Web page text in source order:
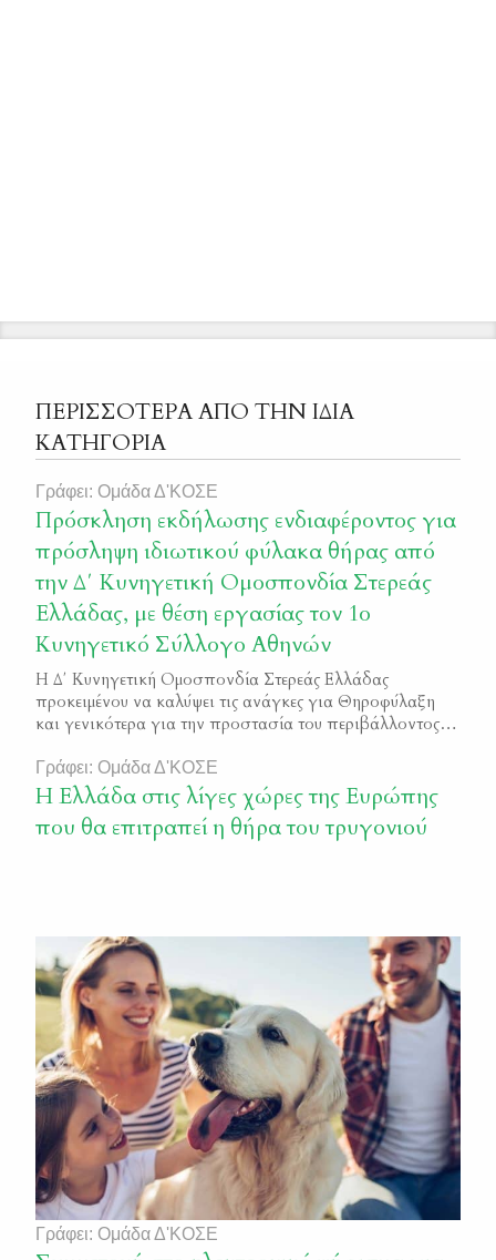
ΠΕΡΙΣΣΟΤΕΡΑ ΑΠΟ ΤΗΝ ΙΔΙΑ
ΚΑΤΗΓΟΡΙΑ
Γράφει: Ομάδα Δ'ΚΟΣΕ
Πρόσκληση εκδήλωσης ενδιαφέροντος για
πρόσληψη ιδιωτικού φύλακα θήρας από
την Δ΄ Κυνηγετική Ομοσπονδία Στερεάς
Ελλάδας, με θέση εργασίας τον 1ο
Κυνηγετικό Σύλλογο Αθηνών
Η Δ΄ Κυνηγετική Ομοσπονδία Στερεάς Ελλάδας
προκειμένου να καλύψει τις ανάγκες για Θηροφύλαξη
και γενικότερα για την προστασία του περιβάλλοντος
φύλακα θήρας. Η θέση εργασίας αφορά τον 1ο
Κυνηγετικό Σύλλογο Αθηνών. Οι υποψήφιοι μπορούν
να υποβάλουν τις αιτήσεις συμμετοχής τους στο
διαγωνισμό μαζί με τα απαιτούμενα δικαιολογητικά,
Γράφει: Ομάδα Δ'ΚΟΣΕ
Η Ελλάδα στις λίγες χώρες της Ευρώπης
που θα επιτραπεί η θήρα του τρυγονιού
Γράφει: Ομάδα Δ'ΚΟΣΕ